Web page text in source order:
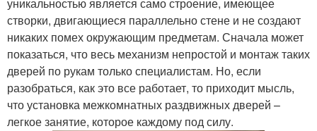
уникальностью является само строение, имеющее
створки, двигающиеся параллельно стене и не создают
никаких помех окружающим предметам. Сначала может
показаться, что весь механизм непростой и монтаж таких
дверей по рукам только специалистам. Но, если
разобраться, как это все работает, то приходит мысль,
что установка межкомнатных раздвижных дверей –
легкое занятие, которое каждому под силу.